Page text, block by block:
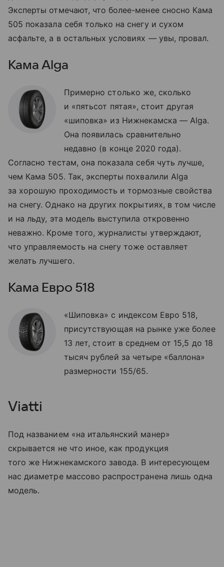
Эксперты отмечают, что более-менее сносно Кама
505 показала себя только на снегу и сухом
асфальте, а в остальных условиях — увы, провал.
Кама Alga
Примерно столько же, сколько
и «пятьсот пятая», стоит другая
«шиповка» из Нижнекамска — Alga.
Она появилась сравнительно
недавно (в конце 2020 года).
Согласно тестам, она показала себя чуть лучше,
чем Кама 505. Так, эксперты похвалили Alga
за хорошую проходимость и тормозные свойства
на снегу. Однако на других покрытиях, в том числе
и на льду, эта модель выступила откровенно
неважно. Кроме того, журналисты утверждают,
что управляемость на снегу тоже оставляет
желать лучшего.
Кама Евро 518
«Шиповка» с индексом Евро 518,
присутствующая на рынке уже более
13 лет, стоит в среднем от 15,5 до 18
тысяч рублей за четыре «баллона»
размерности 155/65.
Viatti
Под названием «на итальянский манер»
скрывается не что иное, как продукция
того же Нижнекамского завода. В интересующем
нас диаметре массово распространена лишь одна
модель.